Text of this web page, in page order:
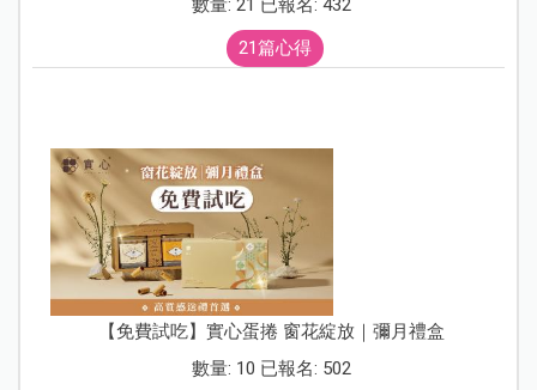
數量: 21 已報名: 432
21篇心得
【免費試吃】實心蛋捲 窗花綻放｜彌月禮盒
數量: 10 已報名: 502